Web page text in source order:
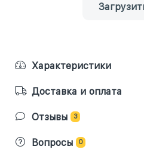
Характеристики
Доставка и оплата
Отзывы 3
Вопросы 0